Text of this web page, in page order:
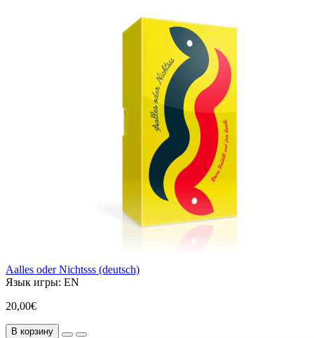
Aalles oder Nichtsss (deutsch)
Язык игры: EN
20,00€
В корзину